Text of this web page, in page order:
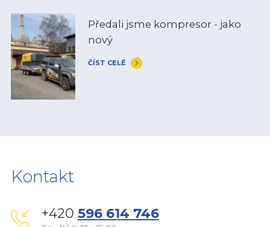
Předali jsme kompresor - jako
nový
ČÍST CELÉ
Kontakt
+420 596 614 746